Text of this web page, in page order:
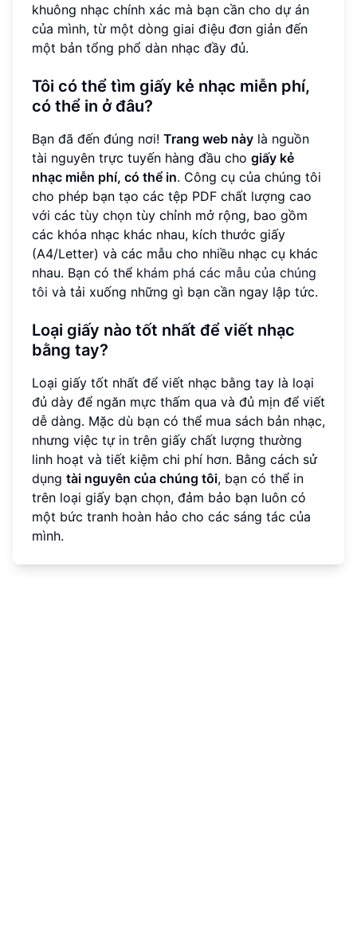
khuông nhạc chính xác mà bạn cần cho dự án
của mình, từ một dòng giai điệu đơn giản đến
một bản tổng phổ dàn nhạc đầy đủ.
Tôi có thể tìm giấy kẻ nhạc miễn phí,
có thể in ở đâu?
Bạn đã đến đúng nơi! Trang web này là nguồn
tài nguyên trực tuyến hàng đầu cho giấy kẻ
nhạc miễn phí, có thể in. Công cụ của chúng tôi
cho phép bạn tạo các tệp PDF chất lượng cao
với các tùy chọn tùy chỉnh mở rộng, bao gồm
các khóa nhạc khác nhau, kích thước giấy
(A4/Letter) và các mẫu cho nhiều nhạc cụ khác
nhau. Bạn có thể khám phá các mẫu của chúng
tôi và tải xuống những gì bạn cần ngay lập tức.
Loại giấy nào tốt nhất để viết nhạc
bằng tay?
Loại giấy tốt nhất để viết nhạc bằng tay là loại
đủ dày để ngăn mực thấm qua và đủ mịn để viết
dễ dàng. Mặc dù bạn có thể mua sách bản nhạc,
nhưng việc tự in trên giấy chất lượng thường
linh hoạt và tiết kiệm chi phí hơn. Bằng cách sử
dụng tài nguyên của chúng tôi, bạn có thể in
trên loại giấy bạn chọn, đảm bảo bạn luôn có
một bức tranh hoàn hảo cho các sáng tác của
mình.